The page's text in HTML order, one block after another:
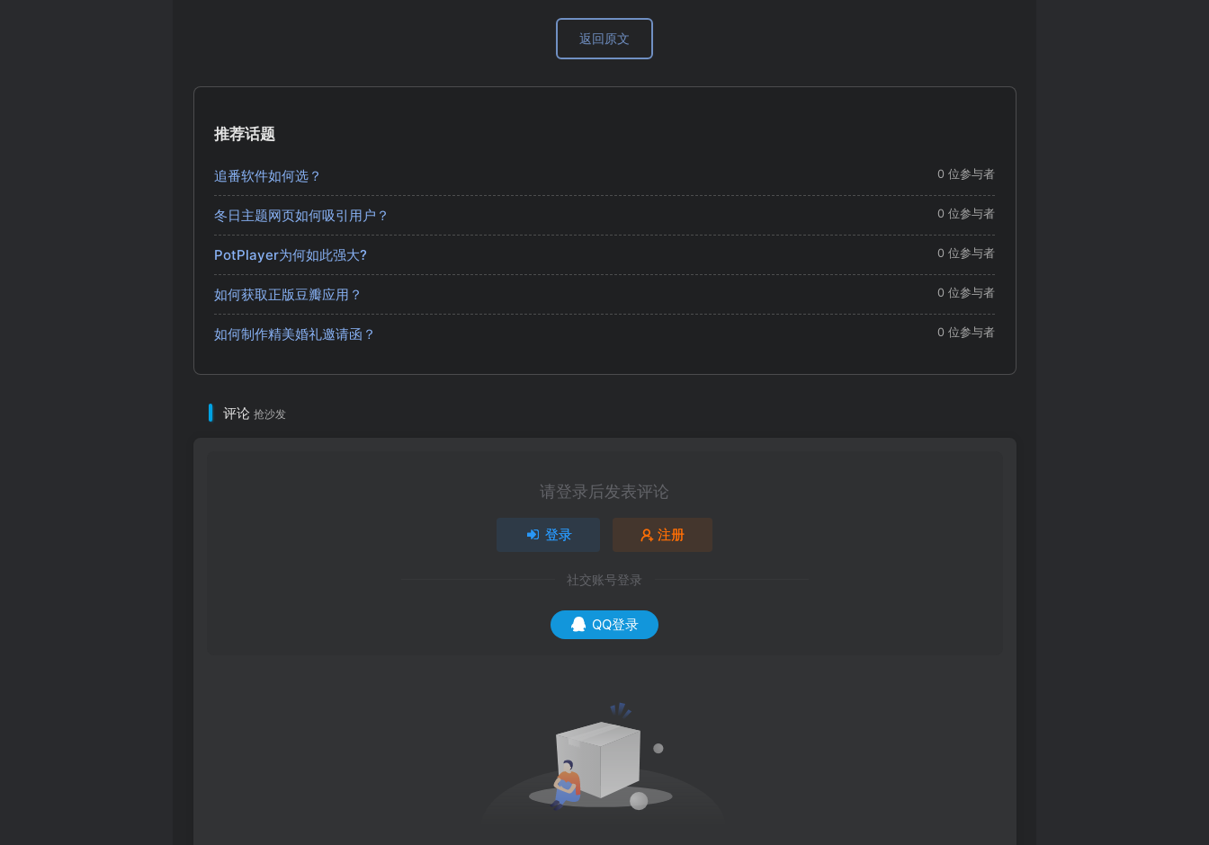
返回原文
推荐话题
追番软件如何选？ 0 位参与者
冬日主题网页如何吸引用户？ 0 位参与者
PotPlayer为何如此强大? 0 位参与者
如何获取正版豆瓣应用？ 0 位参与者
如何制作精美婚礼邀请函？ 0 位参与者
评论 抢沙发
请登录后发表评论
登录 注册
社交账号登录
QQ登录